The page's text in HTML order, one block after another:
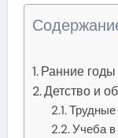
Ранние
Детство и
Трудные
Учеба в